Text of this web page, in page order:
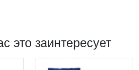
это заинтересует